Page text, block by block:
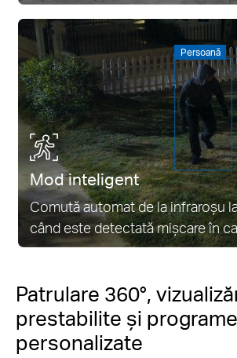
Mod inteligent
Comută automat de la infraroșu
când este detectată mișcare în
Persoană
Patrulare 360°,
prestabilite și programe
personalizate